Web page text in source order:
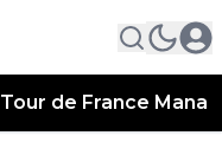
Tour de France